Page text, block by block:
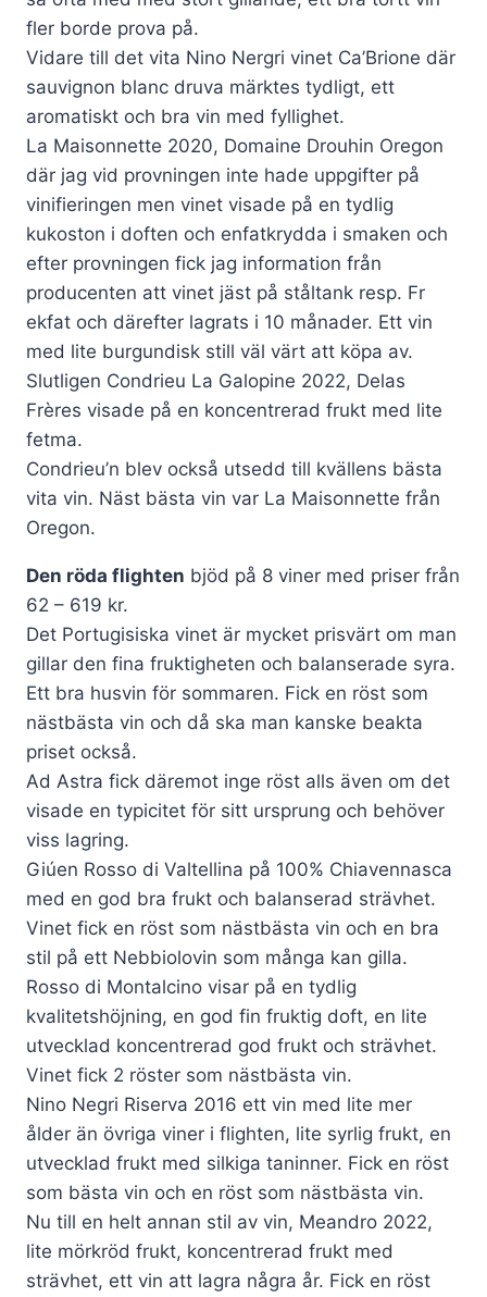
fler borde prova på.
Vidare till det vita Nino Nergri vinet Ca’Brione där
sauvignon blanc druva märktes tydligt, ett
aromatiskt och bra vin med fyllighet.
La Maisonnette 2020, Domaine Drouhin Oregon
där jag vid provningen inte hade uppgifter på
vinifieringen men vinet visade på en tydlig
kukoston i doften och enfatkrydda i smaken och
efter provningen fick jag information från
producenten att vinet jäst på ståltank resp. Fr
ekfat och därefter lagrats i 10 månader. Ett vin
med lite burgundisk still väl värt att köpa av.
Slutligen Condrieu La Galopine 2022, Delas
Frères visade på en koncentrerad frukt med lite
fetma.
Condrieu’n blev också utsedd till kvällens bästa
vita vin. Näst bästa vin var La Maisonnette från
Oregon.
Den röda flighten bjöd på 8 viner med priser från
62 – 619 kr.
Det Portugisiska vinet är mycket prisvärt om man
gillar den fina fruktigheten och balanserade syra.
Ett bra husvin för sommaren. Fick en röst som
nästbästa vin och då ska man kanske beakta
priset också.
Ad Astra fick däremot inge röst alls även om det
visade en typicitet för sitt ursprung och behöver
viss lagring.
Giúen Rosso di Valtellina på 100% Chiavennasca
med en god bra frukt och balanserad strävhet.
Vinet fick en röst som nästbästa vin och en bra
stil på ett Nebbiolovin som många kan gilla.
Rosso di Montalcino visar på en tydlig
kvalitetshöjning, en god fin fruktig doft, en lite
utvecklad koncentrerad god frukt och strävhet.
Vinet fick 2 röster som nästbästa vin.
Nino Negri Riserva 2016 ett vin med lite mer
ålder än övriga viner i flighten, lite syrlig frukt, en
utvecklad frukt med silkiga taninner. Fick en röst
som bästa vin och en röst som nästbästa vin.
Nu till en helt annan stil av vin, Meandro 2022,
lite mörkröd frukt, koncentrerad frukt med
strävhet, ett vin att lagra några år. Fick en röst